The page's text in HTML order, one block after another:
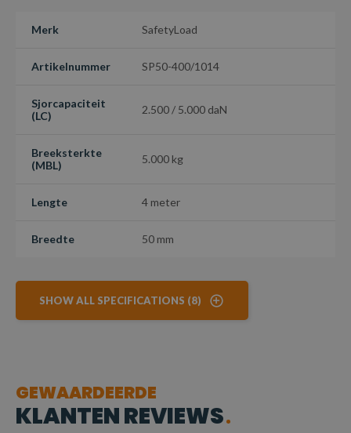
Merk SafetyLoad
Artikelnummer SP50-400/1014
Sjorcapaciteit
(LC)
2.500 / 5.000 daN
Breeksterkte
(MBL)
5.000 kg
Lengte 4 meter
Breedte 50 mm
SHOW ALL SPECIFICATIONS (8)
GEWAARDEERDE
KLANTEN REVIEWS